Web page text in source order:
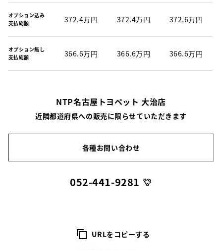
オプション込み
支払総額
372.4万円 372.4万円 372.6万円
オプション無し
支払総額
366.6万円 366.6万円 366.6万円
NTP名古屋トヨペット 大治店
近隣都道府県への販売に限らせていただきます
各種お問い合わせ
052-441-9281
URLをコピーする